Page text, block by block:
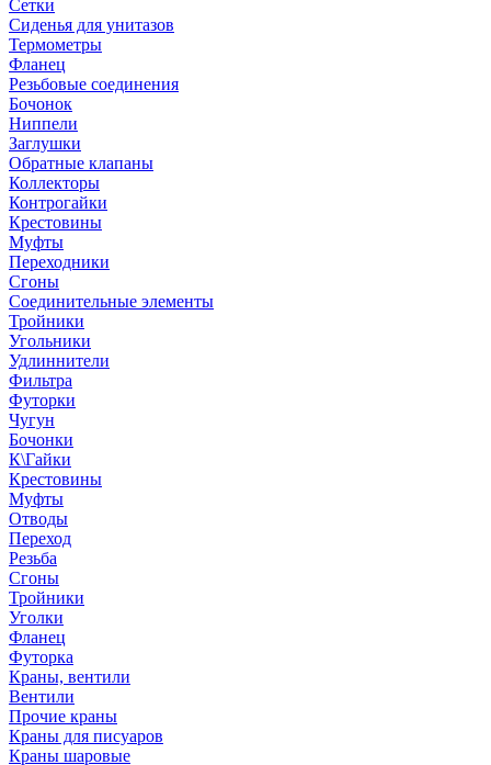
Сетки
Сиденья для унитазов
Термометры
Фланец
Резьбовые соединения
Бочонок
Ниппели
Заглушки
Обратные клапаны
Коллекторы
Контрогайки
Крестовины
Муфты
Переходники
Сгоны
Соединительные элементы
Тройники
Угольники
Удлиннители
Фильтра
Футорки
Чугун
Бочонки
К\Гайки
Крестовины
Муфты
Отводы
Переход
Резьба
Сгоны
Тройники
Уголки
Фланец
Футорка
Краны, вентили
Вентили
Прочие краны
Краны для писуаров
Краны шаровые